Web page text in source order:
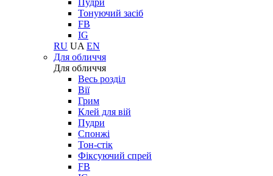
Пудри
Тонуючий засіб
FB
IG
RU UA EN
Для обличчя
Для обличчя
Весь розділ
Вії
Грим
Клей для вій
Пудри
Спонжі
Тон-стік
Фіксуючий спрей
FB